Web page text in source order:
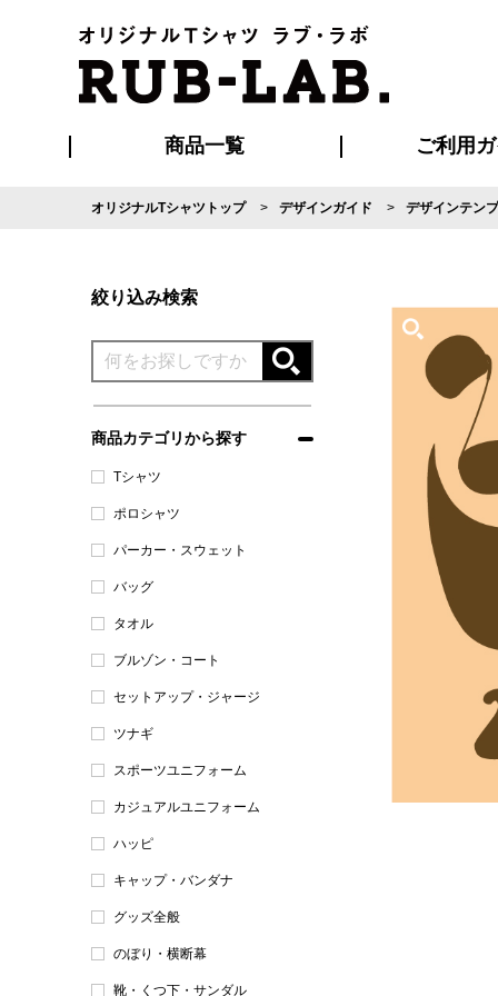
商品一覧 ご利用
ご利用ガ
はじめて
再注文の
お支払い方
割引まと
発送・特急サー
版の保管期
マイページ会
よくある
オリジナルTシャツトップ デザインガイド デザインテン
絞り込み検索
商品カテゴリから探す
Tシャツ
ポロシャツ
パーカー・スウェット
バッグ
タオル
ブルゾン・コート
セットアップ・ジャージ
ツナギ
スポーツユニフォーム
カジュアルユニフォーム
ハッピ
キャップ・バンダナ
グッズ全般
のぼり・横断幕
靴・くつ下・サンダル